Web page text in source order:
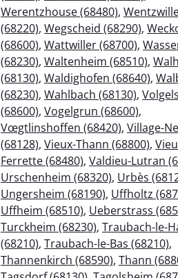
Werentzhouse (68480),
(68220), Wegscheid (68290),
(68600), Wattwiller (68700),
(68230), Waltenheim (68510),
(68130), Waldighofen (68640),
(68230), Wahlbach (68130),
(68600), Vogelgrun (68600),
Vœgtlinshoffen (68420), Village-
(68128), Vieux-Thann (68800),
Ferrette (68480), Valdieu-Lutran
Urschenheim (68320), Urbès
Ungersheim (68190), Uffholtz
Uffheim (68510), Ueberstrass
Turckheim (68230), Traubach-le-
(68210), Traubach-le-Bas (68210),
Thannenkirch (68590), Thann